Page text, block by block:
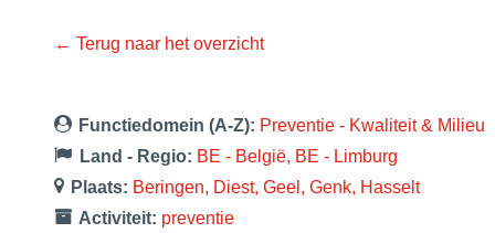
← Terug naar het overzicht
Functiedomein (A-Z): Preventie - Kwaliteit & Milieu
Land - Regio: BE - België BE - Limburg
Plaats: Beringen Diest Geel Genk Hasselt
Activiteit: preventie